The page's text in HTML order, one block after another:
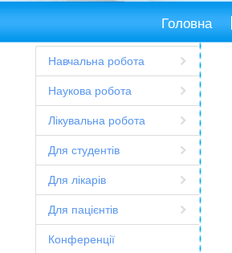
Головна
Навчальна робота
Наукова робота
Лікувальна робота
Для студентів
Для лікарів
Для пацієнтів
Конференції